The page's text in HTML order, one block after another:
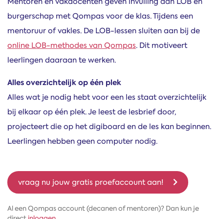
burgerschap met Qompas voor de klas. Tijdens een
mentoruur of vakles. De LOB-lessen sluiten aan bij de
online LOB-methodes van Qompas. Dit motiveert
leerlingen daaraan te werken.
Alles overzichtelijk op één plek
Alles wat je nodig hebt voor een les staat overzichtelijk
bij elkaar op één plek. Je leest de lesbrief door,
projecteert die op het digiboard en de les kan beginnen.
Leerlingen hebben geen computer nodig.
vraag nu jouw gratis proefaccount aan!
Al een Qompas account (decanen of mentoren)? Dan kun je